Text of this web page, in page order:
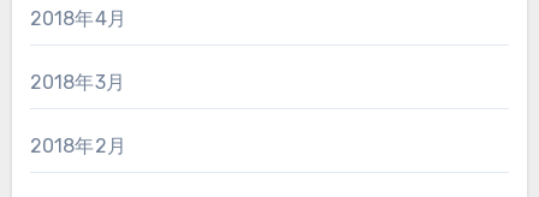
2018年4月
2018年3月
2018年2月